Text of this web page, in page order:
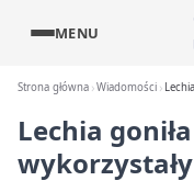
MENU
Strona główna Wiadomości
Lechia